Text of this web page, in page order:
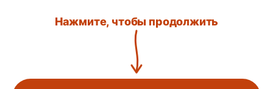
Нажмите, чтобы продолжить